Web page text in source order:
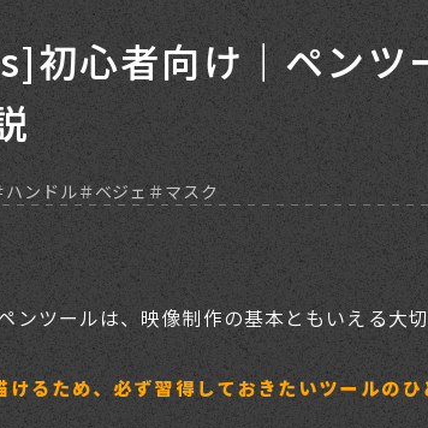
心者向け｜ペンツ
ハンドル ベジェ マスク
ツールは、映像制作の基本ともいえる大切
けるため、必ず習得しておきたいツールのひ